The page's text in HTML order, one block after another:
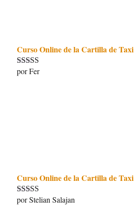
Curso Online de la Cartilla de Taxi
Valorado con
por Fer
Curso Online de la Cartilla de Taxi
Valorado con
por Stelian Salajan